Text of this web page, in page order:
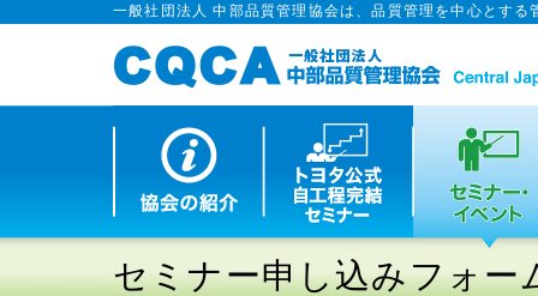
一般社団法人 中部品質管理協会は、品質管理を中心とす
セミナー申し込みフォー